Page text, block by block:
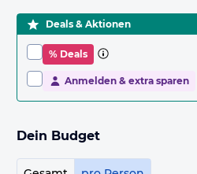
Deals & Aktionen
% Deals
Anmelden & extra sparen
Dein Budget